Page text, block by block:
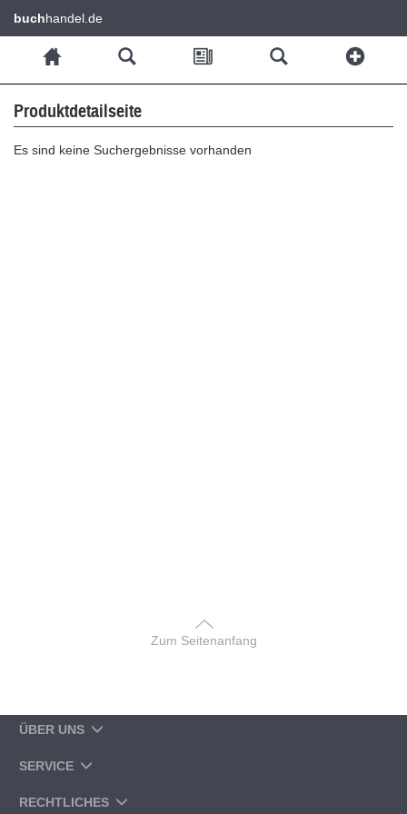
buchhandel.de
Produktdetailseite
Es sind keine Suchergebnisse vorhanden
Zum Seitenanfang
ÜBER UNS
SERVICE
RECHTLICHES